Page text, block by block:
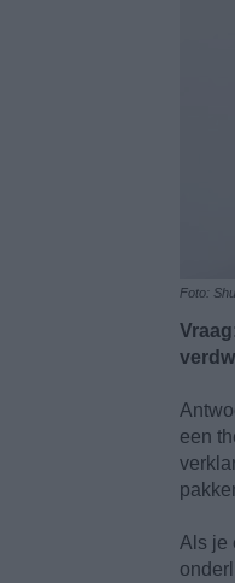
Foto:
een
Als je